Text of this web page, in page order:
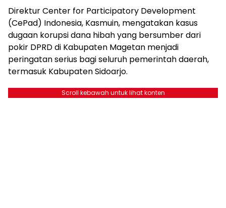
Direktur Center for Participatory Development
(CePad) Indonesia, Kasmuin, mengatakan kasus
dugaan korupsi dana hibah yang bersumber dari
pokir DPRD di Kabupaten Magetan menjadi
peringatan serius bagi seluruh pemerintah daerah,
termasuk Kabupaten Sidoarjo.
Scroll kebawah untuk lihat konten